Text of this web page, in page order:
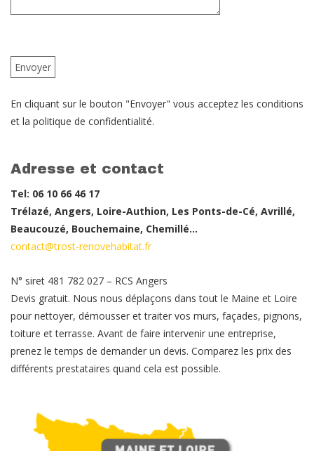
En cliquant sur le bouton "Envoyer" vous acceptez les conditions
et la politique de confidentialité.
Adresse et contact
Tel: 06 10 66 46 17
Trélazé, Angers, Loire-Authion, Les Ponts-de-Cé, Avrillé,
Beaucouzé, Bouchemaine, Chemillé…
contact@trost-renovehabitat.fr
N° siret 481 782 027 – RCS Angers
Devis gratuit. Nous nous déplaçons dans tout le Maine et Loire
pour nettoyer, démousser et traiter vos murs, façades, pignons,
toiture et terrasse. Avant de faire intervenir une entreprise,
prenez le temps de demander un devis. Comparez les prix des
différents prestataires quand cela est possible.